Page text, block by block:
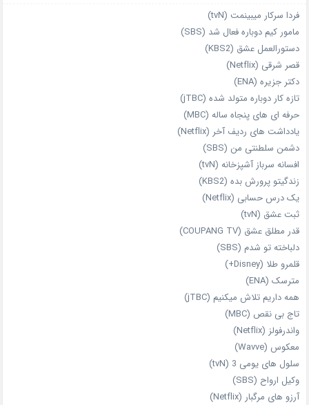
فردا سرکار میبینمت (tvN)
مامور کیم دوباره فعال شد (SBS)
دستورالعمل عشق (KBS2)
قصر شرقی (Netflix)
دکتر جزیره (ENA)
تازه‌ کار دوباره‌ متولد شده (jTBC)
حرفه‌ ای‌ های پنجاه‌ ساله (MBC)
یادداشت‌ های ردیف آخر (Netflix)
دشمن سلطنتی من (SBS)
افسانه سرباز آشپزخانه (tvN)
زندگیتو پرورش بده (KBS2)
یک درس حسابی (Netflix)
ثبت عشق (tvN)
قدر مطلق عشق (COUPANG TV)
دلباخته تو شدم (SBS)
قلمرو طلا (Disney+)
مترسک (ENA)
همه داریم تلاش میکنیم (jTBC)
تاج بی‌ نقص (MBC)
واندرفولز (Netflix)
معکوس (Wavve)
سلول های یومی 3 (tvN)
وکیل ارواح (SBS)
آرزو های مرگبار (Netflix)